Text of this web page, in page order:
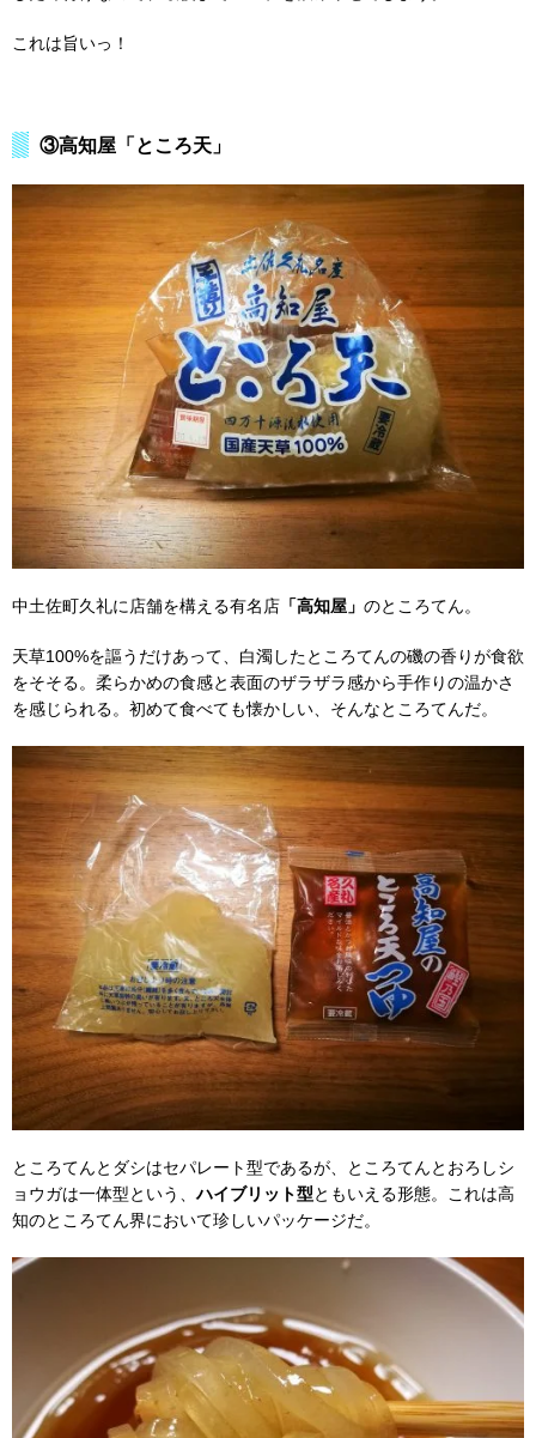
これは旨いっ！
③高知屋「ところ天」
中土佐町久礼に店舗を構える有名店 「高知屋」 のところてん。
天草100%を謳うだけあって、白濁したところてんの磯の香りが食欲
をそそる。柔らかめの食感と表面のザラザラ感から手作りの温かさ
を感じられる。初めて食べても懐かしい、そんなところてんだ。
ところてんとダシはセパレート型であるが、ところてんとおろしシ
ョウガは一体型という、ハイブリット型ともいえる形態。これは高
知のところてん界において珍しいパッケージだ。